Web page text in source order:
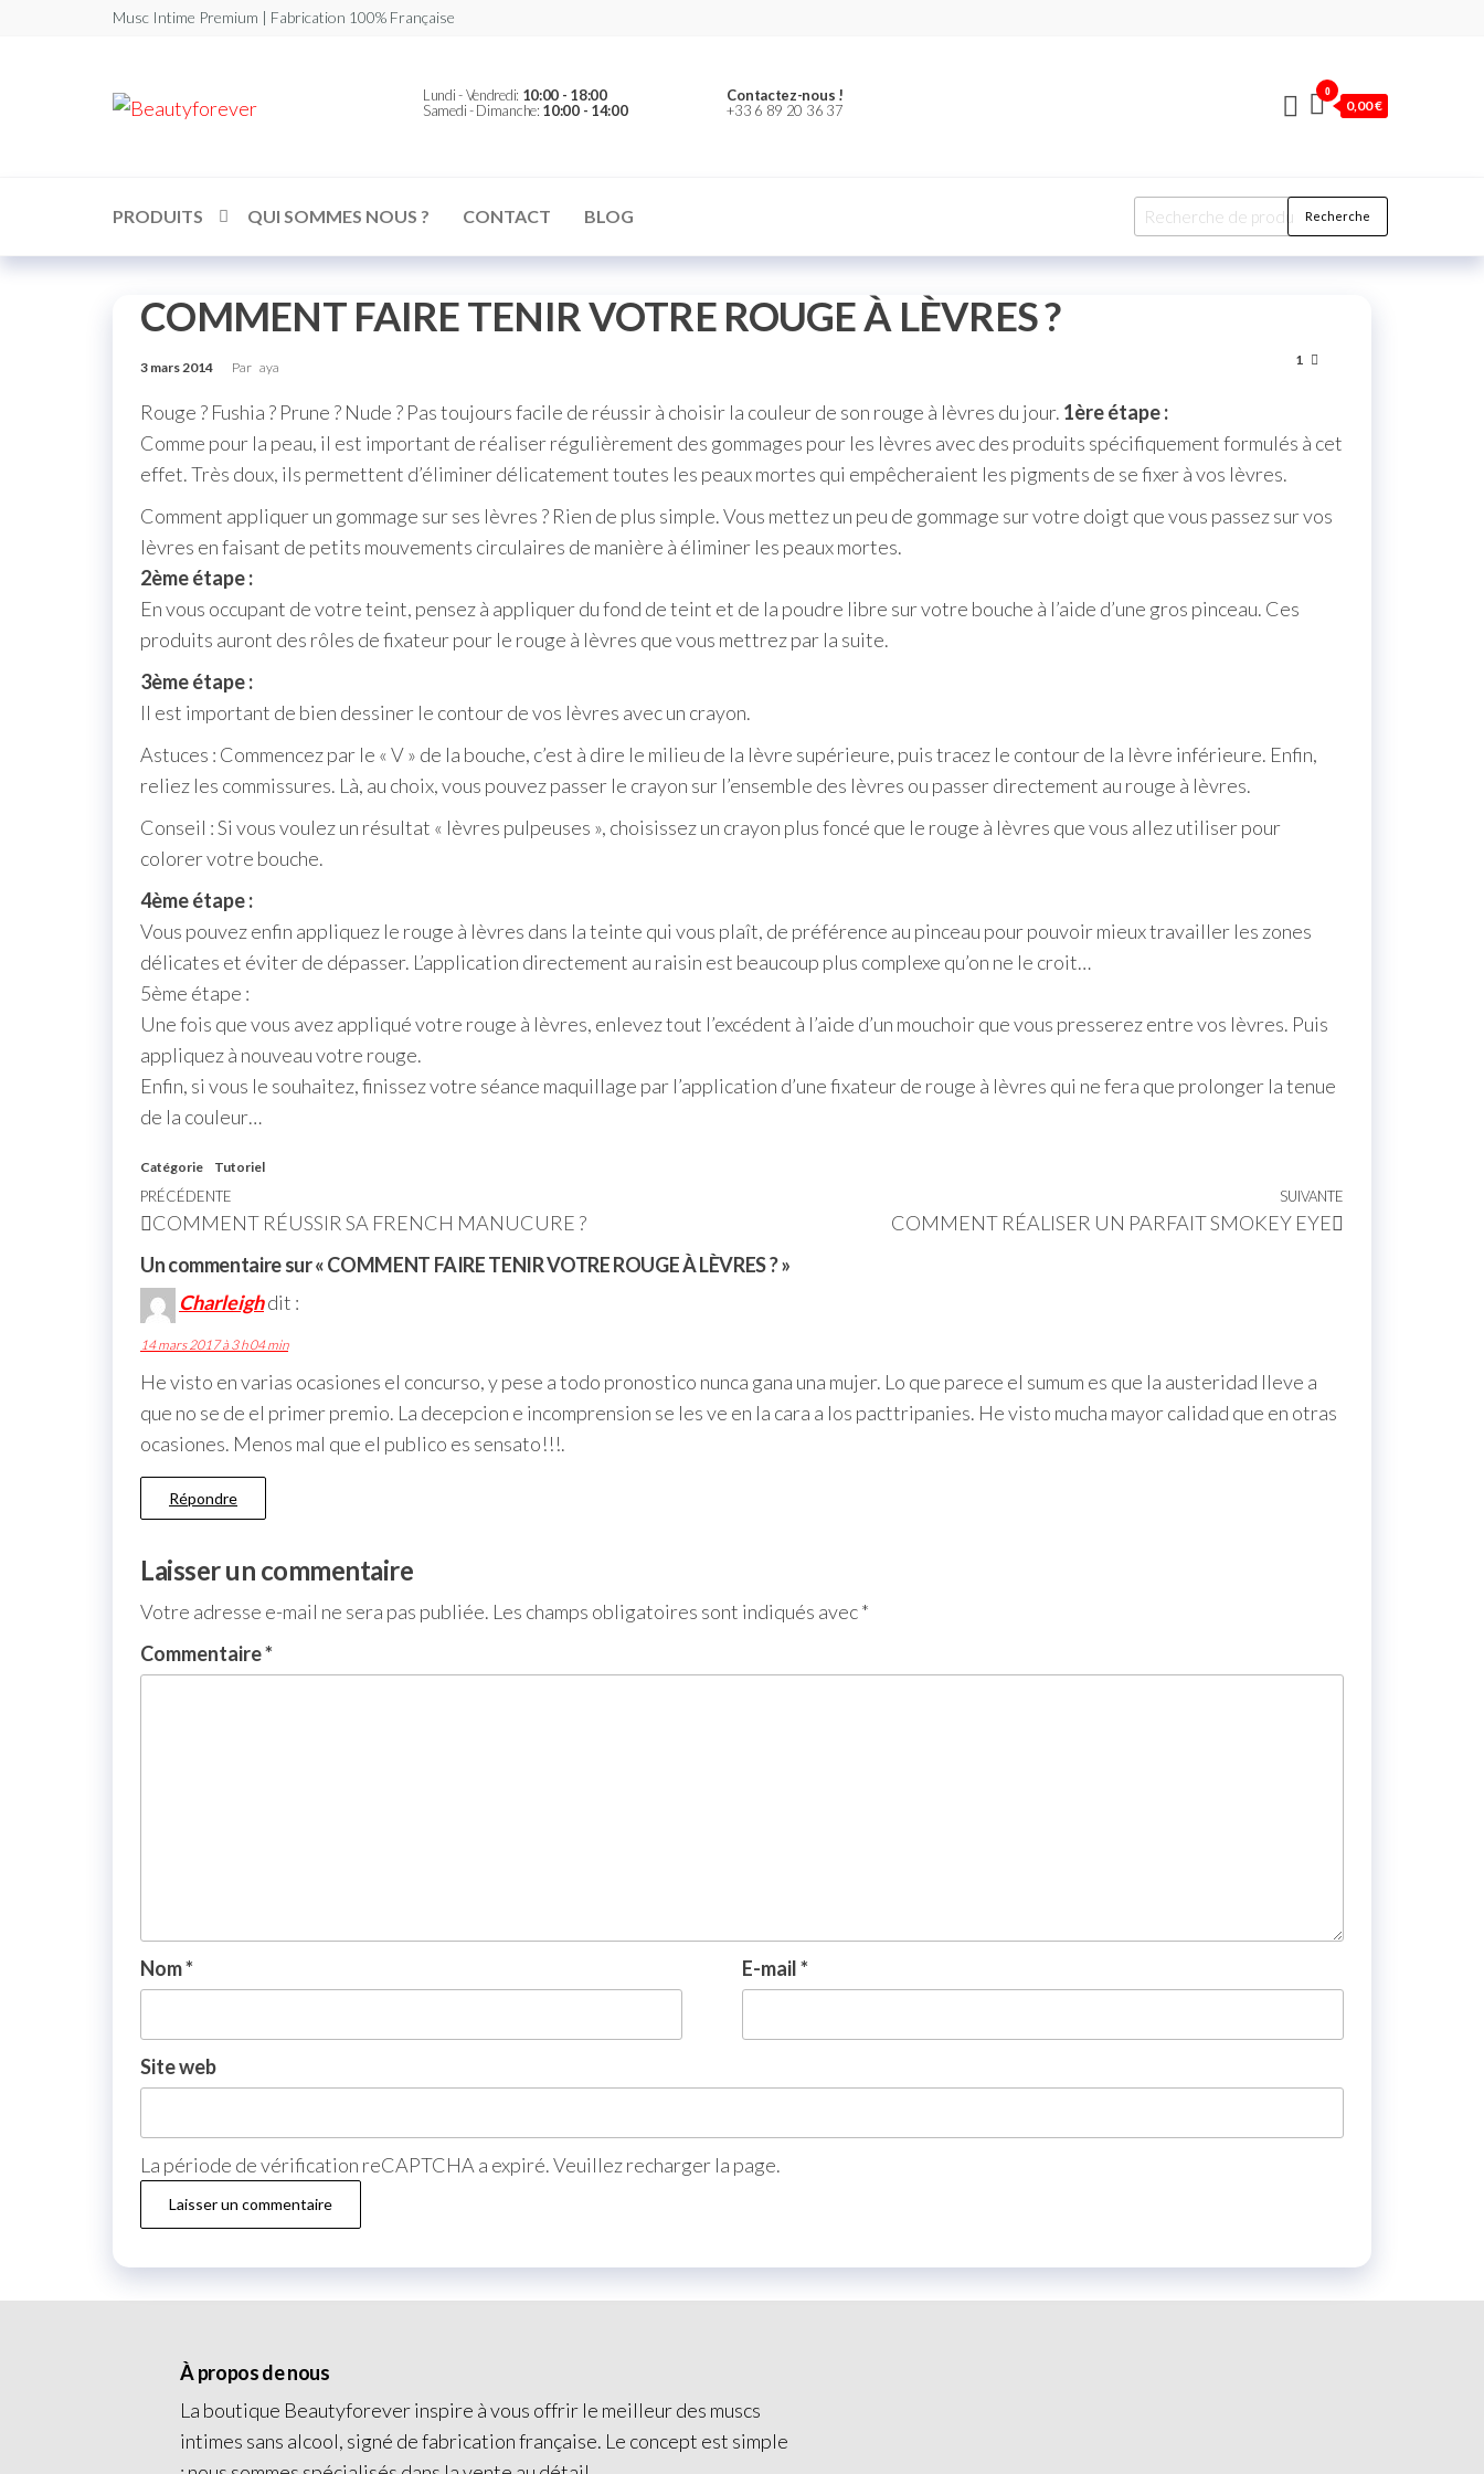
Musc Intime Premium | Fabrication 100% Française
BeautyforeverLundi - Vendredi: 10:00 - 18:00
Samedi - Dimanche: 10:00 - 14:00
Contactez-nous !
+33 6 89 20 36 37
0
0,00 €
PRODUITS QUI SOMMES NOUS ? CONTACT BLOG Recherche
COMMENT FAIRE TENIR VOTRE ROUGE À LÈVRES ?
3 mars 2014 Par aya 1
Rouge ? Fushia ? Prune ? Nude ? Pas toujours facile de réussir à choisir la couleur de son rouge à lèvres du jour. 1ère étape :
Comme pour la peau, il est important de réaliser régulièrement des gommages pour les lèvres avec des produits spécifiquement formulés à cet
effet. Très doux, ils permettent d’éliminer délicatement toutes les peaux mortes qui empêcheraient les pigments de se fixer à vos lèvres.
Comment appliquer un gommage sur ses lèvres ? Rien de plus simple. Vous mettez un peu de gommage sur votre doigt que vous passez sur vos
lèvres en faisant de petits mouvements circulaires de manière à éliminer les peaux mortes.
2ème étape :
En vous occupant de votre teint, pensez à appliquer du fond de teint et de la poudre libre sur votre bouche à l’aide d’une gros pinceau. Ces
produits auront des rôles de fixateur pour le rouge à lèvres que vous mettrez par la suite.
3ème étape :
Il est important de bien dessiner le contour de vos lèvres avec un crayon.
Astuces : Commencez par le « V » de la bouche, c’est à dire le milieu de la lèvre supérieure, puis tracez le contour de la lèvre inférieure. Enfin,
reliez les commissures. Là, au choix, vous pouvez passer le crayon sur l’ensemble des lèvres ou passer directement au rouge à lèvres.
Conseil : Si vous voulez un résultat « lèvres pulpeuses », choisissez un crayon plus foncé que le rouge à lèvres que vous allez utiliser pour
colorer votre bouche.
4ème étape :
Vous pouvez enfin appliquez le rouge à lèvres dans la teinte qui vous plaît, de préférence au pinceau pour pouvoir mieux travailler les zones
délicates et éviter de dépasser. L’application directement au raisin est beaucoup plus complexe qu’on ne le croit…
5ème étape :
Une fois que vous avez appliqué votre rouge à lèvres, enlevez tout l’excédent à l’aide d’un mouchoir que vous presserez entre vos lèvres. Puis
appliquez à nouveau votre rouge.
Enfin, si vous le souhaitez, finissez votre séance maquillage par l’application d’une fixateur de rouge à lèvres qui ne fera que prolonger la tenue
de la couleur…
Catégorie Tutoriel
PRÉCÉDENTE
COMMENT RÉUSSIR SA FRENCH MANUCURE ?
SUIVANTE
COMMENT RÉALISER UN PARFAIT SMOKEY EYE
Un commentaire sur « COMMENT FAIRE TENIR VOTRE ROUGE À LÈVRES ? »
Charleighdit :
14 mars 2017 à 3 h 04 min
He visto en varias ocasiones el concurso, y pese a todo pronostico nunca gana una mujer. Lo que parece el sumum es que la austeridad lleve a
que no se de el primer premio. La decepcion e incomprension se les ve en la cara a los pacttripanies. He visto mucha mayor calidad que en otras
ocasiones. Menos mal que el publico es sensato!!!.
Répondre
Laisser un commentaire
Votre adresse e-mail ne sera pas publiée. Les champs obligatoires sont indiqués avec*
Commentaire*
Nom* E-mail*
Site web
La période de vérification reCAPTCHA a expiré. Veuillez recharger la page.
À propos de nous
La boutique Beautyforever inspire à vous offrir le meilleur des muscs
intimes sans alcool, signé de fabrication française. Le concept est simple